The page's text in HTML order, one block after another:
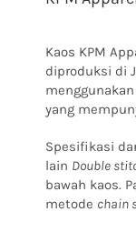
Kaos KPM
diproduksi di
yang
Spesifikasi
lain Double
bawah kaos.
metode chain